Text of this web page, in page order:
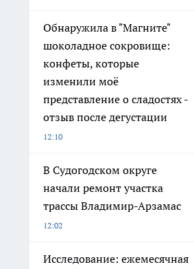
Обнаружила в "Магните"
шоколадное сокровище:
конфеты, которые
изменили моё
представление о сладостях -
отзыв после дегустации
12:10
В Судогодском округе
начали ремонт участка
трассы Владимир-Арзамас
12:02
Исследование: ежемесячная